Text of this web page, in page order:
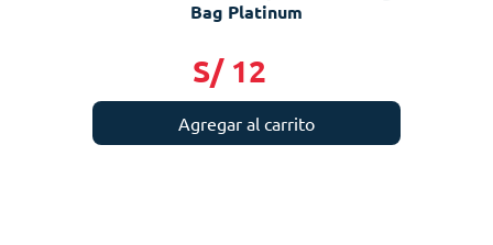
Bag Platinum
S/ 12
Agregar al carrito